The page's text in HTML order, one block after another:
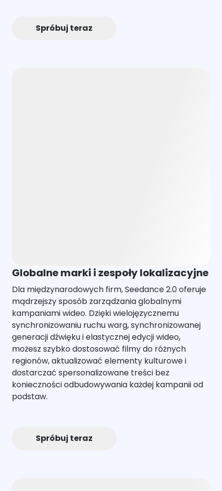
Spróbuj teraz
Globalne marki i zespoły lokalizacyjne
Dla międzynarodowych firm, Seedance 2.0 oferuje
mądrzejszy sposób zarządzania globalnymi
kampaniami wideo. Dzięki wielojęzycznemu
synchronizowaniu ruchu warg, synchronizowanej
generacji dźwięku i elastycznej edycji wideo,
możesz szybko dostosować filmy do różnych
regionów, aktualizować elementy kulturowe i
dostarczać spersonalizowane treści bez
konieczności odbudowywania każdej kampanii od
podstaw.
Spróbuj teraz